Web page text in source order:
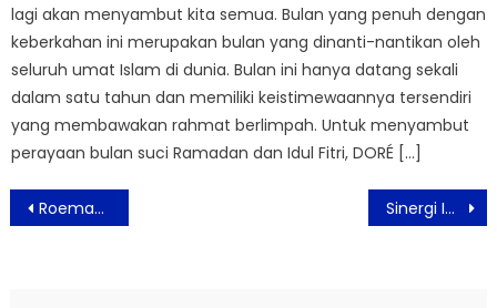
lagi akan menyambut kita semua. Bulan yang penuh dengan
keberkahan ini merupakan bulan yang dinanti-nantikan oleh
seluruh umat Islam di dunia. Bulan ini hanya datang sekali
dalam satu tahun dan memiliki keistimewaannya tersendiri
yang membawakan rahmat berlimpah. Untuk menyambut
perayaan bulan suci Ramadan dan Idul Fitri, DORÉ […]
Post
navigation
Roemah Koffie Hadirkan Kopi Asli Indonesia di SIAL Interfood 2024 Sinergi Inspiratif Putera Sampoerna Foundation – Pemkab Kediri Kembangkan SMA Dharma Wanita 1 Pare